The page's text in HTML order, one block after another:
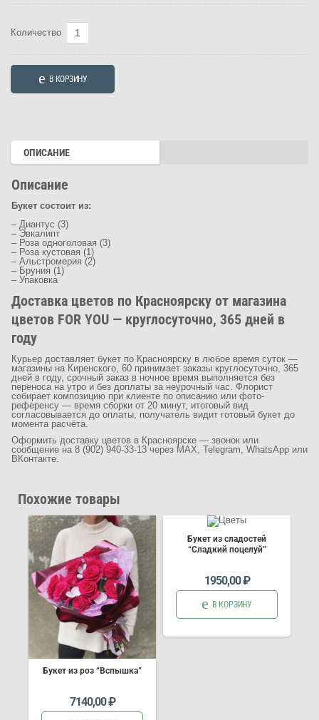
Количество
Количество
Букет
В КОРЗИНУ
ОПИСАНИЕ
Описание
Букет состоит из:
– Диантус (3)
– Эвкалипт
– Роза одноголовая (3)
– Роза кустовая (1)
– Альстромерия (2)
– Бруния (1)
– Упаковка
Доставка цветов по Красноярску от магазина
цветов FOR YOU — круглосуточно, 365 дней в
году
Курьер доставляет букет по Красноярску в любое время суток —
магазины на Киренского, 60 принимает заказы круглосуточно, 365
дней в году, срочный заказ в ночное время выполняется без
переноса на утро и без доплаты за неурочный час. Флорист
собирает композицию при клиенте по описанию или фото-
референсу — время сборки от 20 минут, итоговый вид
согласовывается до оплаты, получатель видит готовый букет до
момента расчёта.
Оформить доставку цветов в Красноярске — звонок или
сообщение на 8 (902) 940-33-13 через MAX, Telegram, WhatsApp или
ВКонтакте.
Похожие товары
Букет из роз “Вспышка”
7140,00₽
Букет из сладостей
“Сладкий поцелуй”
1950,00₽
В КОРЗИНУ